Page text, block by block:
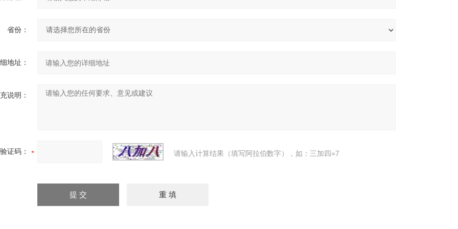
省份：
地址：
说明：
验证码： 请输入计算结果（填写阿拉伯数字），如：三加四=7